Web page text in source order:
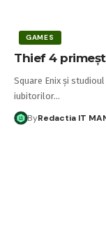
GAMES
Thief 4
Square Enix şi
iubitorilor…
ByRedactia IT